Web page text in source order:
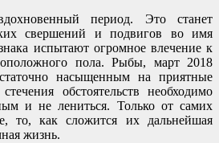
период. Это станет
свершений и подвигов во имя
испытают огромное влечение к
пола. Рыбы, март 2018
насыщенным на приятные
обстоятельств необходимо
и не лениться. Только от самих
то, как сложится их дальнейшая
жизнь.